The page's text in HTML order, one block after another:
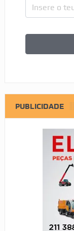
PUBLICIDADE